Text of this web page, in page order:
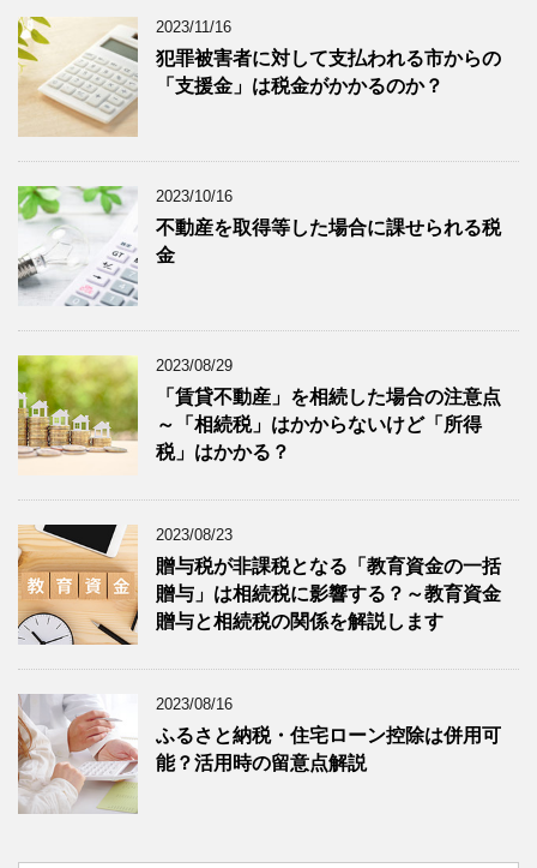
2023/11/16
犯罪被害者に対して支払われる市からの
「支援金」は税金がかかるのか？
2023/10/16
不動産を取得等した場合に課せられる税
金
2023/08/29
「賃貸不動産」を相続した場合の注意点
～「相続税」はかからないけど「所得
税」はかかる？
2023/08/23
贈与税が非課税となる「教育資金の一括
贈与」は相続税に影響する？～教育資金
贈与と相続税の関係を解説します
2023/08/16
ふるさと納税・住宅ローン控除は併用可
能？活用時の留意点解説